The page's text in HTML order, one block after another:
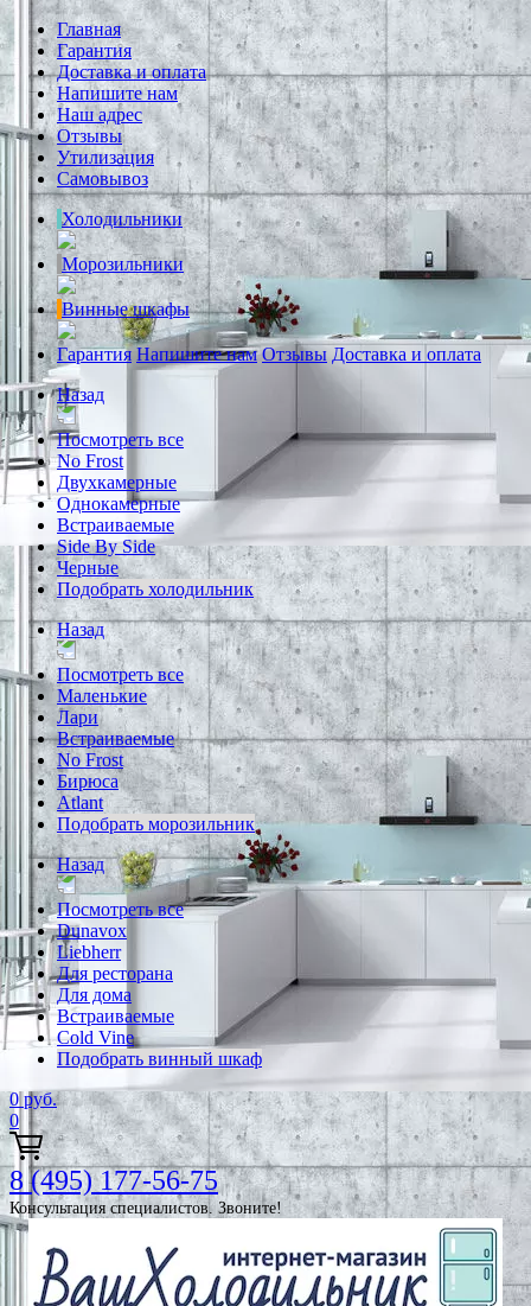
Главная
Гарантия
Доставка и оплата
Напишите нам
Наш адрес
Отзывы
Утилизация
Самовывоз
Холодильники
Морозильники
Винные шкафы
Гарантия Напишите нам Отзывы Доставка и оплата
Назад
Посмотреть все
No Frost
Двухкамерные
Однокамерные
Встраиваемые
Side By Side
Черные
Подобрать холодильник
Назад
Посмотреть все
Маленькие
Лари
Встраиваемые
No Frost
Бирюса
Atlant
Подобрать морозильник
Назад
Посмотреть все
Dunavox
Liebherr
Для ресторана
Для дома
Встраиваемые
Cold Vine
Подобрать винный шкаф
0 руб.
0
8 (495) 177-56-75
Консультация специалистов. Звоните!